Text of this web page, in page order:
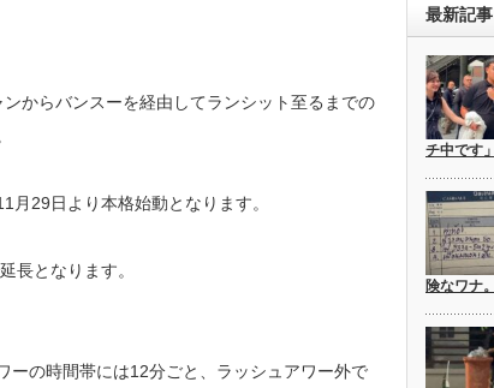
からバンスーを経由してランシット至るまでの
月29日より本格始動となります。
長となります。
ーの時間帯には12分ごと、ラッシュアワー外で
最新記事
チ中です」
険なワナ。